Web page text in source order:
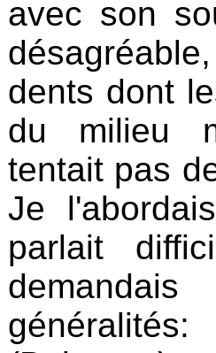
avec son
dents dont
du milieu
tentait pas
Je
parlait